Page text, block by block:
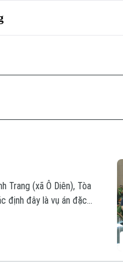
Trang (xã Ô Diên), Tòa
định đây là vụ án đặc